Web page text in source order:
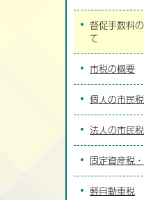
督促手数料
て
市税の概要
個人の市民税
法人の市民税
固定資産税
軽自動車税